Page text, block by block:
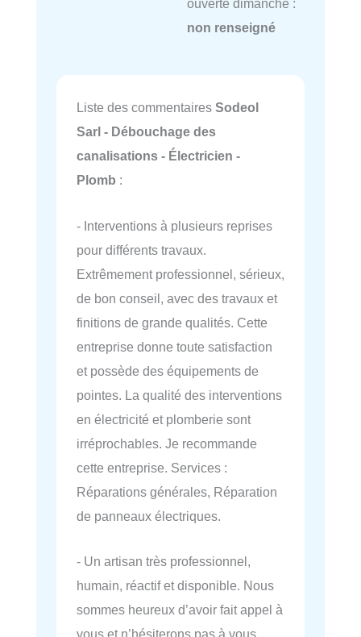
ouverte dimanche :
non renseigné
Liste des commentaires Sodeol
Sarl - Débouchage des
canalisations - Électricien -
Plomb :
- Interventions à plusieurs reprises
pour différents travaux.
Extrêmement professionnel, sérieux,
de bon conseil, avec des travaux et
finitions de grande qualités. Cette
entreprise donne toute satisfaction
et possède des équipements de
pointes. La qualité des interventions
en électricité et plomberie sont
irréprochables. Je recommande
cette entreprise. Services :
Réparations générales, Réparation
de panneaux électriques.
- Un artisan très professionnel,
humain, réactif et disponible. Nous
sommes heureux d’avoir fait appel à
vous et n’hésiterons pas à vous